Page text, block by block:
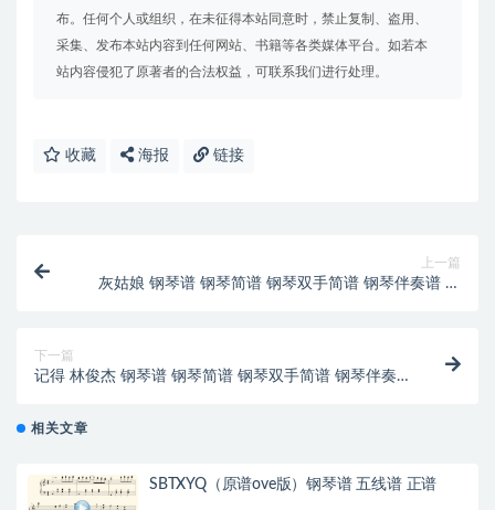
布。任何个人或组织，在未征得本站同意时，禁止复制、盗用、
采集、发布本站内容到任何网站、书籍等各类媒体平台。如若本
站内容侵犯了原著者的合法权益，可联系我们进行处理。
收藏 海报 链接
上一篇
灰姑娘 钢琴谱 钢琴简谱 钢琴双手简谱 钢琴伴奏谱 下
下一篇
记得 林俊杰 钢琴谱 钢琴简谱 钢琴双手简谱 钢琴伴奏
相关文章
SBTXYQ（原谱ove版）钢琴谱 五线谱 正谱